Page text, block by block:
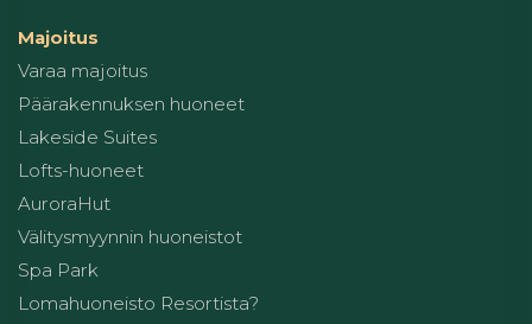
Majoitus
Varaa majoitus
Päärakennuksen huoneet
Lakeside Suites
Lofts-huoneet
AuroraHut
Välitysmyynnin huoneistot
Spa Park
Lomahuoneisto Resortista?